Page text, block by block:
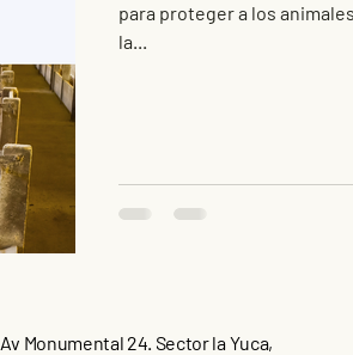
para proteger a los
la...
Av Monumental 24. Sector la Yuca,